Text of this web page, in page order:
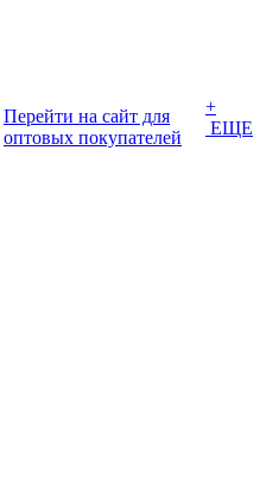
Перейти на сайт для
оптовых покупателей
+
ЕЩЕ